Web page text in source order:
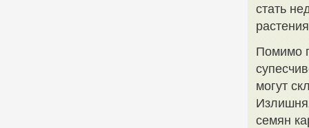
стать
Помимо
могут
семян